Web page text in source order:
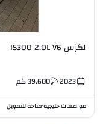
لكزس IS300 2.0L V6
2023
39,600كم
مواصفات خليجية•متاحة للتمويل